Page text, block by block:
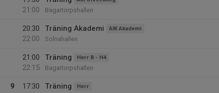
21:00
Bagartorpshallen
20:30
22:00
Träning Akademi AIK Akademi
Solnahallen
21:00
22:15
Träning Herr B - H4
Bagartorpshallen
9
17:30
Träning Herr